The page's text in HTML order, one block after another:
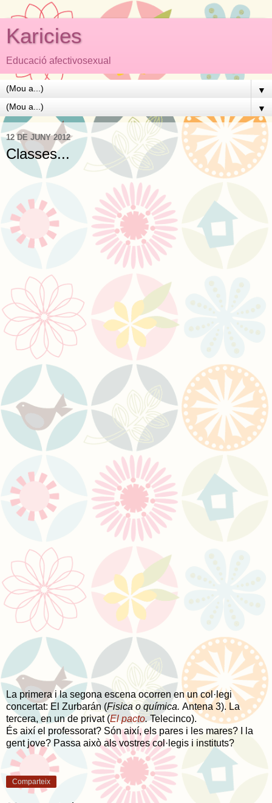
Karicies
Educació afectivosexual
▼
▼
12 DE JUNY 2012
Classes...
La primera i la segona escena ocorren en un col·legi
concertat: El Zurbarán (Fisica o química. Antena 3). La
tercera, en un de privat (El pacto.Telecinco).
És així el professorat? Són així, els pares i les mares? I la
gent jove? Passa això als vostres col·legis i instituts?
Comparteix